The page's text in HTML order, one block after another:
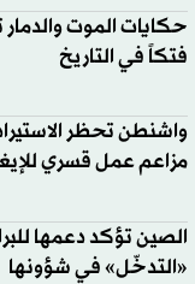
حكايات الموت والدمار
فتكاً في التاريخ
مزاعم عمل قسري
الصين تؤكد دعمها
«التدخّل» في شؤونها